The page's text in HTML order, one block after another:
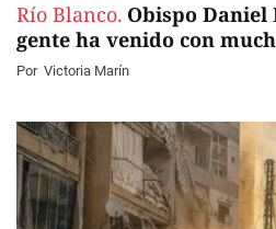
Río Blanco. Obispo Daniel
gente ha venido con
Por Victoria Marín